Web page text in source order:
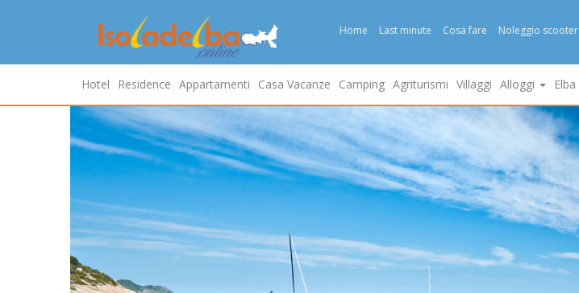
Home Last minute Cosa fare Noleggio scooter
Hotel Residence Appartamenti Casa Vacanze Camping Agriturismi Villaggi Alloggi Elba